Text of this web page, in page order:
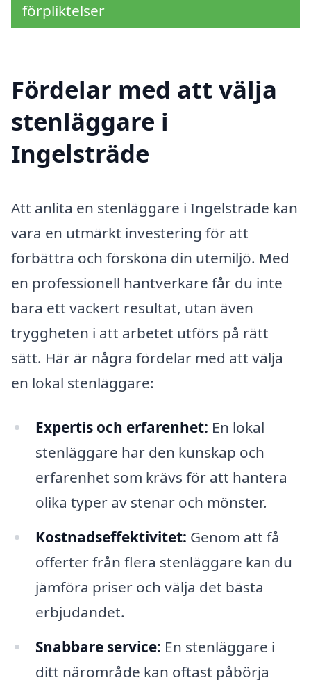
förpliktelser
Fördelar med att välja
stenläggare i
Ingelsträde
Att anlita en stenläggare i Ingelsträde kan
vara en utmärkt investering för att
förbättra och försköna din utemiljö. Med
en professionell hantverkare får du inte
bara ett vackert resultat, utan även
tryggheten i att arbetet utförs på rätt
sätt. Här är några fördelar med att välja
en lokal stenläggare:
Expertis och erfarenhet: En lokal
stenläggare har den kunskap och
erfarenhet som krävs för att hantera
olika typer av stenar och mönster.
Kostnadseffektivitet: Genom att få
offerter från flera stenläggare kan du
jämföra priser och välja det bästa
erbjudandet.
Snabbare service: En stenläggare i
ditt närområde kan oftast påbörja